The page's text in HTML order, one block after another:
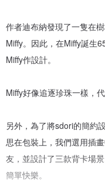
作者迪布納發現了一隻在
Miffy。因此，在Miffy誕生
Miffy作設計。
Miffy好像追逐珍珠一樣，
另外，為了將sdori的簡約
思在包裝上，我們選用插
友，並設計了三款背卡場
簡單快樂。